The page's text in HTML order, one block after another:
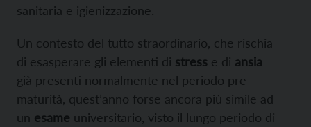
sanitaria e igienizzazione.
Un contesto del tutto straordinario, che rischia
di esasperare gli elementi di stress e di ansia
già presenti normalmente nel periodo pre
maturità, quest’anno forse ancora più simile ad
un esame universitario, visto il lungo periodo di